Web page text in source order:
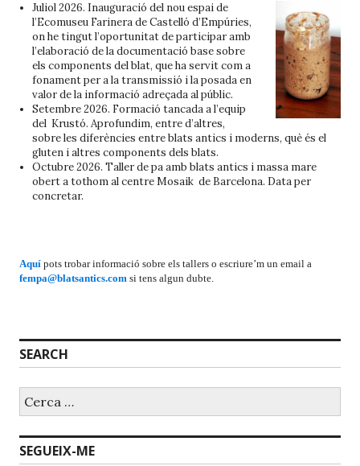
Juliol 2026. Inauguració del nou espai de
l’Ecomuseu Farinera de Castelló d’Empúries,
on he tingut l’oportunitat de participar amb
l’elaboració de la documentació base sobre
els components del blat, que ha servit com a
fonament per a la transmissió i la posada en
valor de la informació adreçada al públic.
Setembre 2026. Formació tancada a l’equip
del Krustó. Aprofundim, entre d’altres,
sobre les diferències entre blats antics i moderns, què és el
gluten i altres components dels blats.
Octubre 2026. Taller de pa amb blats antics i massa mare
obert a tothom al centre Mosaik de Barcelona. Data per
concretar.
Aquí pots trobar informació sobre els tallers o escriure’m un email a
fempa@blatsantics.com si tens algun dubte.
SEARCH
SEGUEIX-ME